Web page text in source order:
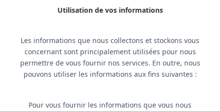
Utilisation de vos informations
Les informations que nous collectons et stockons vous
concernant sont principalement utilisées pour nous
permettre de vous fournir nos services. En outre, nous
pouvons utiliser les informations aux fins suivantes :
Pour vous fournir les informations que vous nous